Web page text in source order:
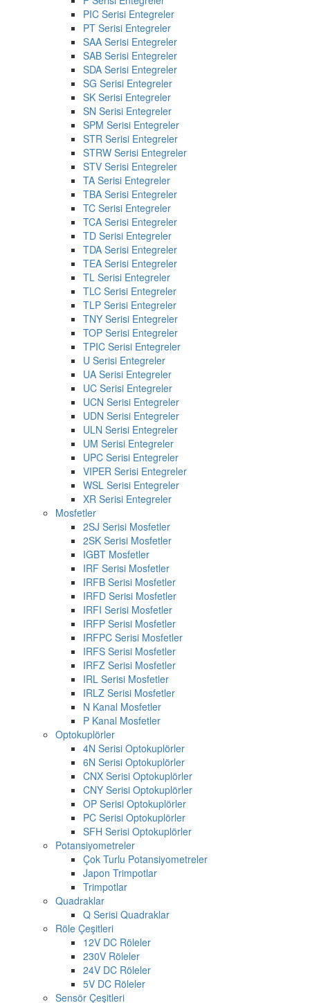
PIC Serisi Entegreler
PT Serisi Entegreler
SAA Serisi Entegreler
SAB Serisi Entegreler
SDA Serisi Entegreler
SG Serisi Entegreler
SK Serisi Entegreler
SN Serisi Entegreler
SPM Serisi Entegreler
STR Serisi Entegreler
STRW Serisi Entegreler
STV Serisi Entegreler
TA Serisi Entegreler
TBA Serisi Entegreler
TC Serisi Entegreler
TCA Serisi Entegreler
TD Serisi Entegreler
TDA Serisi Entegreler
TEA Serisi Entegreler
TL Serisi Entegreler
TLC Serisi Entegreler
TLP Serisi Entegreler
TNY Serisi Entegreler
TOP Serisi Entegreler
TPIC Serisi Entegreler
U Serisi Entegreler
UA Serisi Entegreler
UC Serisi Entegreler
UCN Serisi Entegreler
UDN Serisi Entegreler
ULN Serisi Entegreler
UM Serisi Entegreler
UPC Serisi Entegreler
VIPER Serisi Entegreler
WSL Serisi Entegreler
XR Serisi Entegreler
Mosfetler
2SJ Serisi Mosfetler
2SK Serisi Mosfetler
IGBT Mosfetler
IRF Serisi Mosfetler
IRFB Serisi Mosfetler
IRFD Serisi Mosfetler
IRFI Serisi Mosfetler
IRFP Serisi Mosfetler
IRFPC Serisi Mosfetler
IRFS Serisi Mosfetler
IRFZ Serisi Mosfetler
IRL Serisi Mosfetler
IRLZ Serisi Mosfetler
N Kanal Mosfetler
P Kanal Mosfetler
Optokuplörler
4N Serisi Optokuplörler
6N Serisi Optokuplörler
CNX Serisi Optokuplörler
CNY Serisi Optokuplörler
OP Serisi Optokuplörler
PC Serisi Optokuplörler
SFH Serisi Optokuplörler
Potansiyometreler
Çok Turlu Potansiyometreler
Japon Trimpotlar
Trimpotlar
Quadraklar
Q Serisi Quadraklar
Röle Çeşitleri
12V DC Röleler
230V Röleler
24V DC Röleler
5V DC Röleler
Sensör Çeşitleri